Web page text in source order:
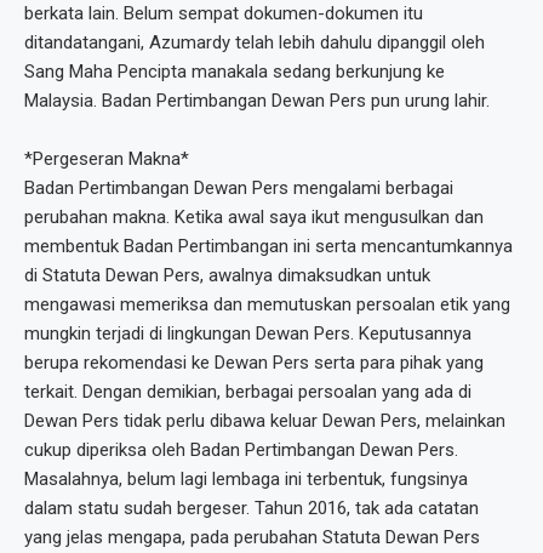
berkata lain. Belum sempat dokumen-dokumen itu
ditandatangani, Azumardy telah lebih dahulu dipanggil oleh
Sang Maha Pencipta manakala sedang berkunjung ke
Malaysia. Badan Pertimbangan Dewan Pers pun urung lahir.
*Pergeseran Makna*
Badan Pertimbangan Dewan Pers mengalami berbagai
perubahan makna. Ketika awal saya ikut mengusulkan dan
membentuk Badan Pertimbangan ini serta mencantumkannya
di Statuta Dewan Pers, awalnya dimaksudkan untuk
mengawasi memeriksa dan memutuskan persoalan etik yang
mungkin terjadi di lingkungan Dewan Pers. Keputusannya
berupa rekomendasi ke Dewan Pers serta para pihak yang
terkait. Dengan demikian, berbagai persoalan yang ada di
Dewan Pers tidak perlu dibawa keluar Dewan Pers, melainkan
cukup diperiksa oleh Badan Pertimbangan Dewan Pers.
Masalahnya, belum lagi lembaga ini terbentuk, fungsinya
dalam statu sudah bergeser. Tahun 2016, tak ada catatan
yang jelas mengapa, pada perubahan Statuta Dewan Pers